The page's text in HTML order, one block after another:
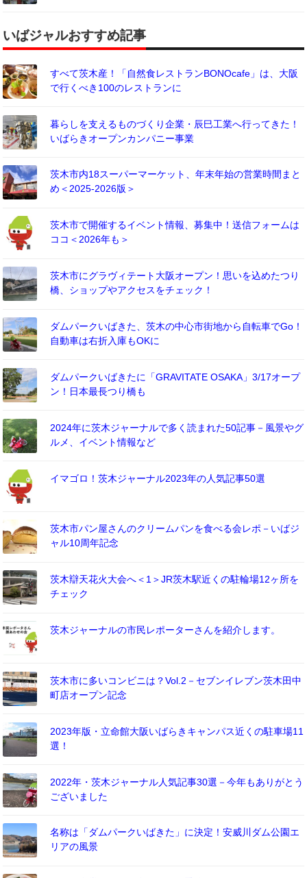
いばジャルおすすめ記事
すべて茨木産！「自然食レストランBONOcafe」は、大阪
で行くべき100のレストランに
暮らしを支えるものづくり企業・辰巳工業へ行ってきた！
いばらきオープンカンパニー事業
茨木市内18スーパーマーケット、年末年始の営業時間まと
め＜2025-2026版＞
茨木市で開催するイベント情報、募集中！送信フォームは
ココ＜2026年も＞
茨木市にグラヴィテート大阪オープン！思いを込めたつり
橋、ショップやアクセスをチェック！
ダムパークいばきた、茨木の中心市街地から自転車でGo！
自動車は右折入庫もOKに
ダムパークいばきたに「GRAVITATE OSAKA」3/17オープ
ン！日本最長つり橋も
2024年に茨木ジャーナルで多く読まれた50記事－風景やグ
ルメ、イベント情報など
イマゴロ！茨木ジャーナル2023年の人気記事50選
茨木市パン屋さんのクリームパンを食べる会レポ－いばジ
ャル10周年記念
茨木辯天花火大会へ＜1＞JR茨木駅近くの駐輪場12ヶ所を
チェック
茨木ジャーナルの市民レポーターさんを紹介します。
茨木市に多いコンビニは？Vol.2－セブンイレブン茨木田中
町店オープン記念
2023年版・立命館大阪いばらきキャンパス近くの駐車場11
選！
2022年・茨木ジャーナル人気記事30選－今年もありがとう
ございました
名称は「ダムパークいばきた」に決定！安威川ダム公園エ
リアの風景